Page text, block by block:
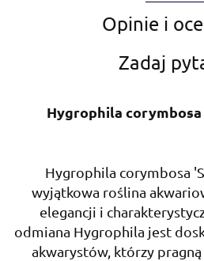
Opinie i
Zadaj
Hygrophila corymbosa
Hygrophila corymbosa
wyjątkowa roślina
elegancji i
odmiana Hygrophila jest
akwarystów, którzy